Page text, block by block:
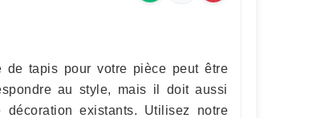
de tapis pour votre pièce peut être
au style, mais il doit aussi
existants. Utilisez notre